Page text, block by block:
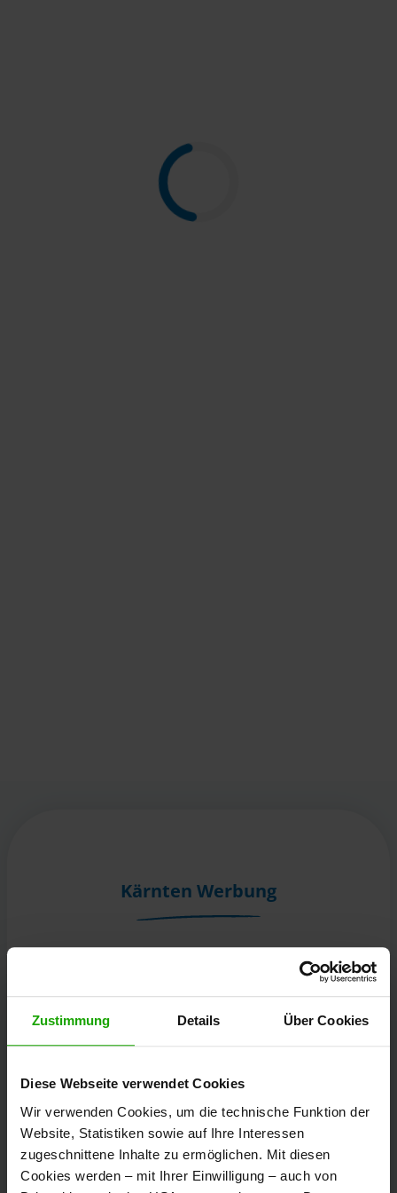
Zustimmung Details Über Cookies
Diese Webseite verwendet Cookies
Wir verwenden Cookies, um die technische Funktion der
Website, Statistiken sowie auf Ihre Interessen
zugeschnittene Inhalte zu ermöglichen. Mit diesen
Cookies werden – mit Ihrer Einwilligung – auch von
Kärnten Werbung
Österreich
+43/463/3000
info@kaernten.at
Bleibe informiert!